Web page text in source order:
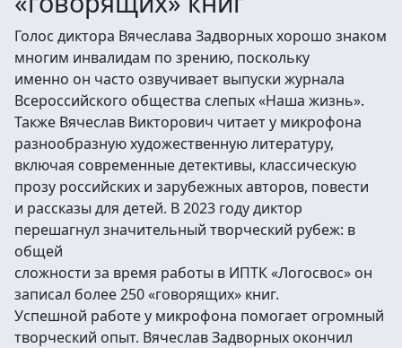
Голос диктора Вячеслава Задворных хорошо знаком
многим инвалидам по зрению, поскольку
именно он часто озвучивает выпуски журнала
Всероссийского общества слепых «Наша жизнь».
Также Вячеслав Викторович читает у микрофона
разнообразную художественную литературу,
включая современные детективы, классическую
прозу российских и зарубежных авторов, повести
и рассказы для детей. В 2023 году диктор
перешагнул значительный творческий рубеж: в
общей
сложности за время работы в ИПТК «Логосвос» он
записал более 250 «говорящих» книг.
Успешной работе у микрофона помогает огромный
творческий опыт. Вячеслав Задворных окончил